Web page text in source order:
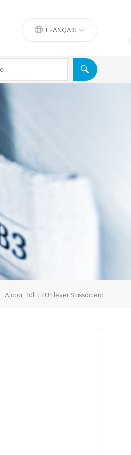
FRANÇAIS
Alcoa, Ball Et Unilever S'associent